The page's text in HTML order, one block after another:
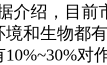
介绍，目
境和生物都
10%~30%对